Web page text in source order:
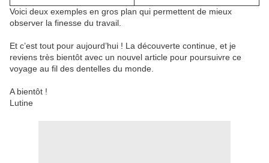
Voici deux exemples en gros plan qui permettent de mieux
observer la finesse du travail.
Et c’est tout pour aujourd’hui ! La découverte continue, et je
reviens très bientôt avec un nouvel article pour poursuivre ce
voyage au fil des dentelles du monde.
A bientôt !
Lutine